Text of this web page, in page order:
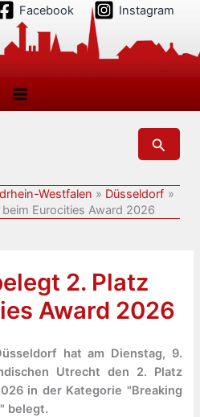
Facebook Instagram
Suchen
Westfalen
Düsseldorf
Eurocities Award 2026
2. Platz
Award 2026
hat am Dienstag, 9.
Utrecht den 2. Platz
in der Kategorie "Breaking
belegt.